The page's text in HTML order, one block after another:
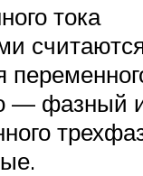
тока
— фазный